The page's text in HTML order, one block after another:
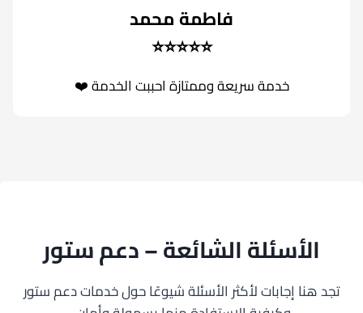
فاطمة محمد
⭐⭐⭐⭐⭐
خدمة سريعة وممتازة احببت الخدمة ❤️
الأسئلة الشائعة – دعم ستور
تجد هنا إجابات لأكثر الأسئلة شيوعًا حول خدمات دعم ستور